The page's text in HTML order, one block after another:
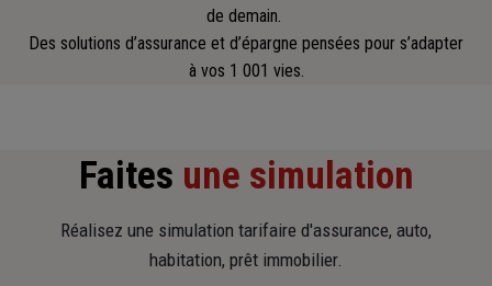
de demain.
Des solutions d’assurance et d’épargne pensées pour s’adapter
à vos 1 001 vies.
Faites une simulation
Réalisez une simulation tarifaire d'assurance, auto,
habitation, prêt immobilier.